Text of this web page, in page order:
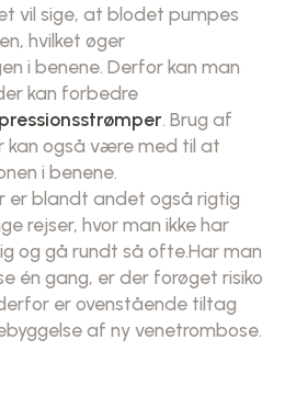
vil sige, at blodet pumpes
hvilket øger
i benene. Derfor kan man
kan forbedre
. Brug af
kan også være med til at
i benene.
er blandt andet også rigtig
rejser, hvor man ikke har
og gå rundt så ofte.Har man
én gang, er der forøget risiko
er ovenstående tiltag
af ny venetrombose.